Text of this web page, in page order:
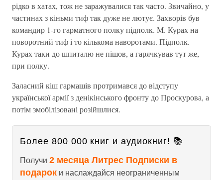
рідко в хатах, тож не заражувалися так часто. Звичайно, у
частинах з кіньми тиф так дуже не лютує. Захворів був
командир 1-го гарматного полку підполк. М. Курах на
поворотний тиф і то кількома наворотами. Підполк.
Курах таки до шпиталю не пішов, а гарячкував тут же,
при полку.
Заласний кіш гармашів протримався до відступу
української армії з денікінського фронту до Проскурова, а
потім змобілізовані розійшлися.
Более 800 000 книг и аудиокниг! 📚
Получи 2 месяца Литрес Подписки в
подарок и наслаждайся неограниченным